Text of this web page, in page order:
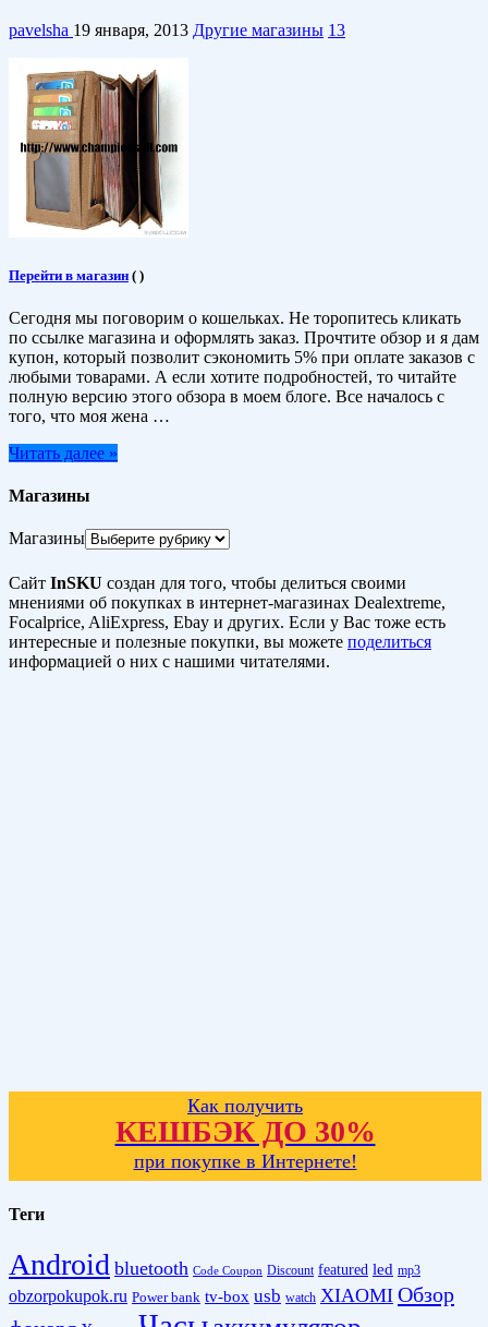
pavelsha 19 января, 2013 Другие магазины 13
Перейти в магазин ( )
Сегодня мы поговорим о кошельках. Не торопитесь кликать
по ссылке магазина и оформлять заказ. Прочтите обзор и я дам
купон, который позволит сэкономить 5% при оплате заказов с
любыми товарами. А если хотите подробностей, то читайте
полную версию этого обзора в моем блоге. Все началось с
того, что моя жена …
Читать далее »
Магазины
Магазины
Сайт InSKU создан для того, чтобы делиться своими
мнениями об покупках в интернет-магазинах Dealextreme,
Focalprice, AliExpress, Ebay и других. Если у Вас тоже есть
интересные и полезные покупки, вы можете поделиться
информацией о них с нашими читателями.
Как получить
КЕШБЭК ДО 30%
при покупке в Интернете!
Теги
Android bluetooth Code Coupon Discount featured led mp3
obzorpokupok.ru Power bank tv-box usb watch XIAOMI Обзор